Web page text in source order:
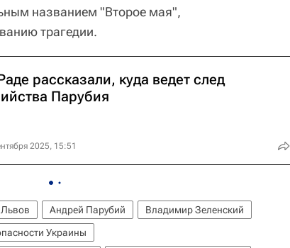
названием "Второе мая",
трагедии.
рассказали, куда ведет след
Парубия
2025, 15:51
Львов Андрей Парубий
Владимир Зеленский
Украины